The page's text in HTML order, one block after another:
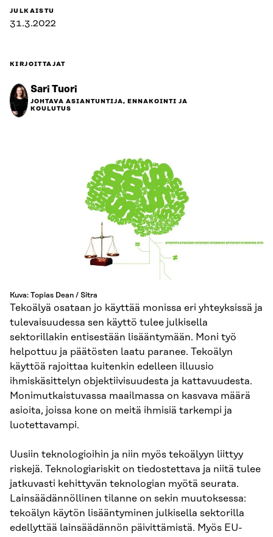
JULKAISTU
31.3.2022
KIRJOITTAJAT
Sari Tuori
JOHTAVA ASIANTUNTIJA, ENNAKOINTI JA
KOULUTUS
Kuva: Topias Dean / Sitra
Tekoälyä osataan jo käyttää monissa eri yhteyksissä ja
tulevaisuudessa sen käyttö tulee julkisella
sektorillakin entisestään lisääntymään. Moni työ
helpottuu ja päätösten laatu paranee. Tekoälyn
käyttöä rajoittaa kuitenkin edelleen illuusio
ihmiskäsittelyn objektiivisuudesta ja kattavuudesta.
Monimutkaistuvassa maailmassa on kasvava määrä
asioita, joissa kone on meitä ihmisiä tarkempi ja
luotettavampi.
Uusiin teknologioihin ja niin myös tekoälyyn liittyy
riskejä. Teknologiariskit on tiedostettava ja niitä tulee
jatkuvasti kehittyvän teknologian myötä seurata.
Lainsäädännöllinen tilanne on sekin muutoksessa:
tekoälyn käytön lisääntyminen julkisella sektorilla
edellyttää lainsäädännön päivittämistä. Myös EU-